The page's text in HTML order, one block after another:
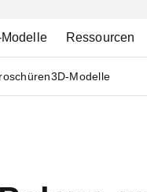
Ressourcen
3D-Modelle